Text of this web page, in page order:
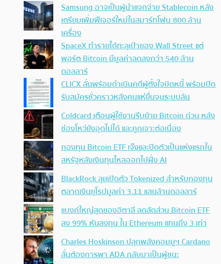
Samsung อาจเป็นผู้นำแจกจ่าย Stablecoin หลัง
เตรียมเพิ่มฟีเจอร์ใหม่ในสมาร์ทโฟน 800 ล้าน
เครื่อง
SpaceX ทำรายได้ทะลุเป้าของ Wall Street แต่
พอร์ต Bitcoin มีมูลค่าลดลงกว่า 540 ล้าน
ดอลลาร์
CLICX ลั่นพร้อมดำเนินคดีผู้ตั้งใจบิดหนี้ พร้อมปิด
รับสมัครชั่วคราวหลังคนแห่ยื่นจนระบบล้น
Coldcard เตือนผู้ใช้งานรีบย้าย Bitcoin ด่วน หลัง
ช่องโหว่ยังอุดไม่ได้ และถูกเจาะต่อเนื่อง
กองทุน Bitcoin ETF เจ๊งและปิดตัวเป็นแห่งแรกใน
สหรัฐหลังเงินทุนไหลออกไปฝั่ง AI
BlackRock ลุยเปิดตัว Tokenized สำหรับกองทุน
ตลาดเงินยุโรปมูลค่า 3.11 แสนล้านดอลลาร์
แบงก์ใหญ่สุดของอิตาลี ลดสัดส่วน Bitcoin ETF
ลง 99% หันลงทุน ใน Ethereum แทนถึง 3 เท่า
Charles Hoskinson ปลุกพลังคอมมูฯ Cardano
ลั่นต้องการพา ADA กลับมาเป็นผู้ชนะ